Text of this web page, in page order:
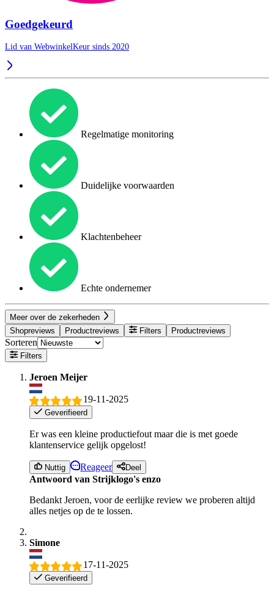
Goedgekeurd
Lid van WebwinkelKeur sinds 2020
Regelmatige monitoring
Duidelijke voorwaarden
Klachtenbeheer
Echte ondernemer
Meer over de zekerheden
Shopreviews
Productreviews Filters Productreviews
Sorteren
Filters
Jeroen Meijer
19-11-2025
Geverifieerd
Er was een kleine productiefout maar die is met goede
klantenservice gelijk opgelost!
Nuttig Reageer Deel
Antwoord van Strijklogo's enzo
Bedankt Jeroen, voor de eerlijke review we proberen altijd
alles netjes op de te lossen.
Simone
17-11-2025
Geverifieerd